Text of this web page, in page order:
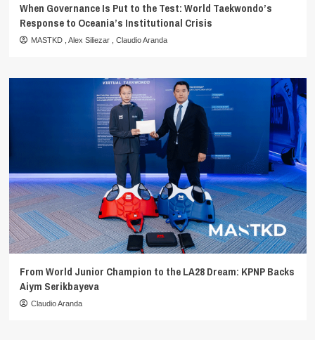
When Governance Is Put to the Test: World Taekwondo’s
Response to Oceania’s Institutional Crisis
MASTKD Alex Siliezar Claudio Aranda
From World Junior Champion to the LA28 Dream: KPNP Backs
Aiym Serikbayeva
Claudio Aranda